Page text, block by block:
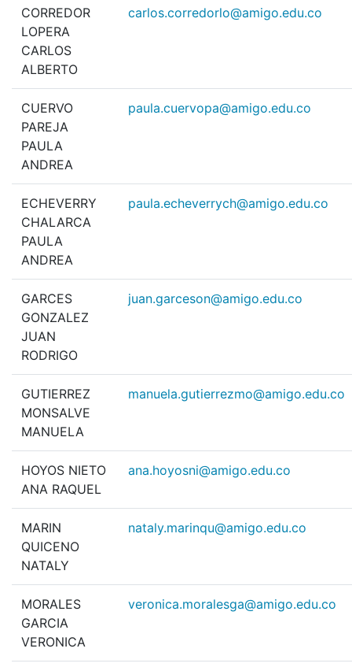
CORREDOR
LOPERA
CARLOS
ALBERTO
carlos.corredorlo@amigo.edu.co
CUERVO
PAREJA
PAULA
ANDREA
paula.cuervopa@amigo.edu.co
ECHEVERRY
CHALARCA
PAULA
ANDREA
paula.echeverrych@amigo.edu.co
GARCES
GONZALEZ
JUAN
RODRIGO
juan.garceson@amigo.edu.co
GUTIERREZ
MONSALVE
MANUELA
manuela.gutierrezmo@amigo.edu.co
HOYOS NIETO
ANA RAQUEL
ana.hoyosni@amigo.edu.co
MARIN
QUICENO
NATALY
nataly.marinqu@amigo.edu.co
MORALES
GARCIA
VERONICA
veronica.moralesga@amigo.edu.co